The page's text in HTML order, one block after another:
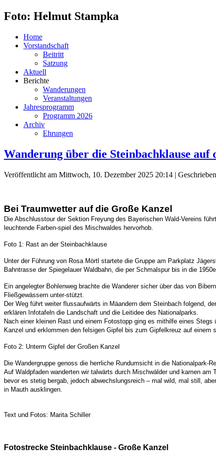
Foto: Helmut Stampka
Home
Vorstandschaft
Beitritt
Satzung
Aktuell
Berichte
Wanderungen
Veranstaltungen
Jahresprogramm
Programm 2026
Archiv
Ehrungen
Wanderung über die Steinbachklause
Veröffentlicht am Mittwoch, 10. Dezember 2025 20:14 |
Bei Traumwetter auf die Große Kanzel
Die Abschlusstour der Sektion Freyung des Bayerischen Wald-Vereins
leuchtende Farben-spiel des Mischwaldes hervorhob.
Foto 1: Rast an der Steinbachklause
Unter der Führung von Rosa Mörtl startete die Gruppe am Parkplatz
Bahntrasse der Spiegelauer Waldbahn, die per Schmalspur bis in die
Ein angelegter Bohlenweg brachte die Wanderer sicher über das von
Fließgewässern unter-stützt.
Der Weg führt weiter flussaufwärts in Mäandern dem Steinbach folgend,
erklären Infotafeln die Landschaft und die Leitidee des Nationalparks.
Nach einer kleinen Rast und einem Fotostopp ging es mithilfe eines
Kanzel und erklommen den felsigen Gipfel bis zum Gipfelkreuz auf einem
Foto 2: Unterm Gipfel der Großen Kanzel
Die Wandergruppe genoss die herrliche Rundumsicht in die Nationalpark-
Auf Waldpfaden wanderten wir talwärts durch Mischwälder und kamen
bevor es stetig bergab, jedoch abwechslungsreich – mal wild, mal still,
in Mauth ausklingen.
Text und Fotos: Marita Schiller
Fotostrecke Steinbachklause - Große Kanzel